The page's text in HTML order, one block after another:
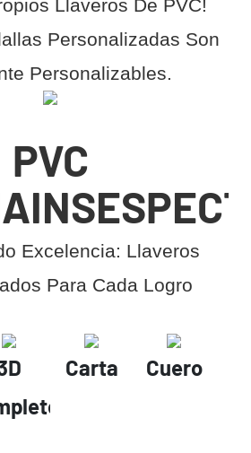
Llaveros De PVC!
Personalizadas Son
Personalizables.
PVC
Excelencia: Llaveros
Para Cada Logro
Carta Cuero